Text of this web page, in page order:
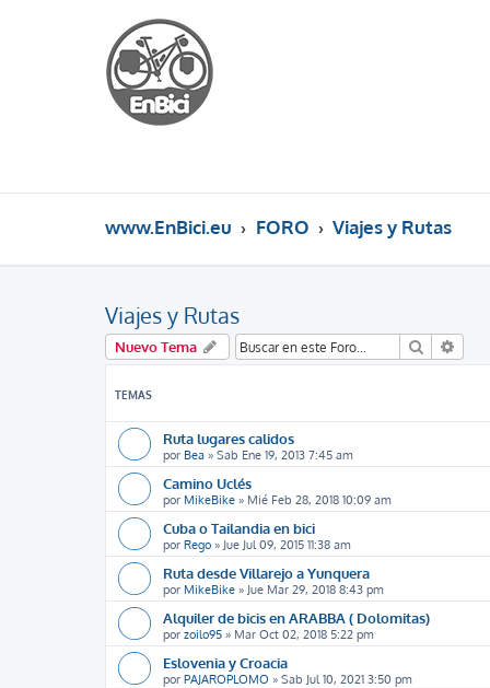
www.EnBici.eu FORO Viajes y Rutas
Viajes y Rutas
Nuevo Tema Buscar
TEMAS
Ruta lugares calidos
por Bea » Sab Ene 19, 2013 7:45 am
Camino Uclés
por MikeBike » Mié Feb 28, 2018 10:09 am
Cuba o Tailandia en bici
por Rego » Jue Jul 09, 2015 11:38 am
Ruta desde Villarejo a Yunquera
por MikeBike » Jue Mar 29, 2018 8:43 pm
Alquiler de bicis en ARABBA ( Dolomitas)
por zoilo95 » Mar Oct 02, 2018 5:22 pm
Eslovenia y Croacia
por PAJAROPLOMO » Sab Jul 10, 2021 3:50 pm